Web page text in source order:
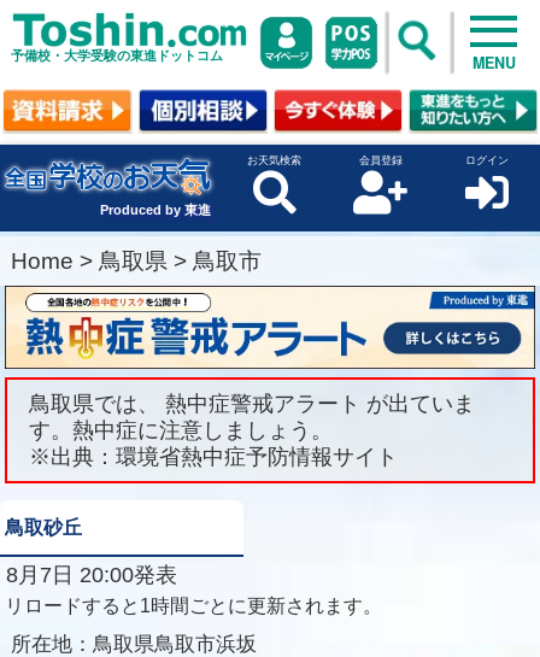
予備校・大学受験の東進ドットコム MENU
Produced by 東進
お天気検索 会員登録 ログイン
Home > 鳥取県 > 鳥取市
鳥取県では、 熱中症警戒アラート が出ていま
す。熱中症に注意しましょう。
※出典：環境省熱中症予防情報サイト
鳥取砂丘
8月7日 20:00発表
リロードすると1時間ごとに更新されます。
所在地： 鳥取県鳥取市浜坂